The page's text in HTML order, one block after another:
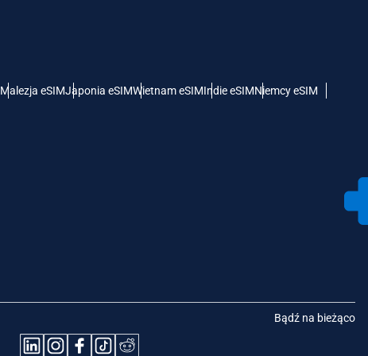
Malezja eSIMJaponia eSIMWietnam eSIMIndie eSIMNiemcy eSIM
Bądź na bieżąco